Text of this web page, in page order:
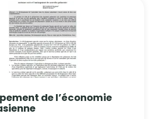
de l’économie